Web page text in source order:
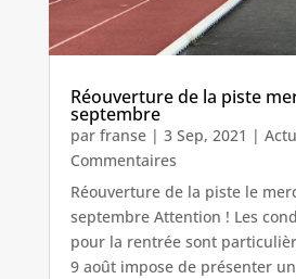
Réouverture de la piste
septembre
par franse| 3 Sep, 2021 |
Commentaires
Réouverture de la piste le
septembre Attention ! Les
pour la rentrée sont
9 août impose de présenter